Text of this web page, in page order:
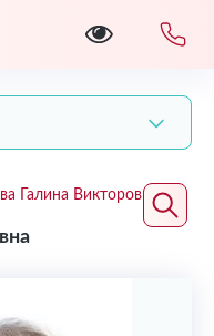
Галина Викторовна